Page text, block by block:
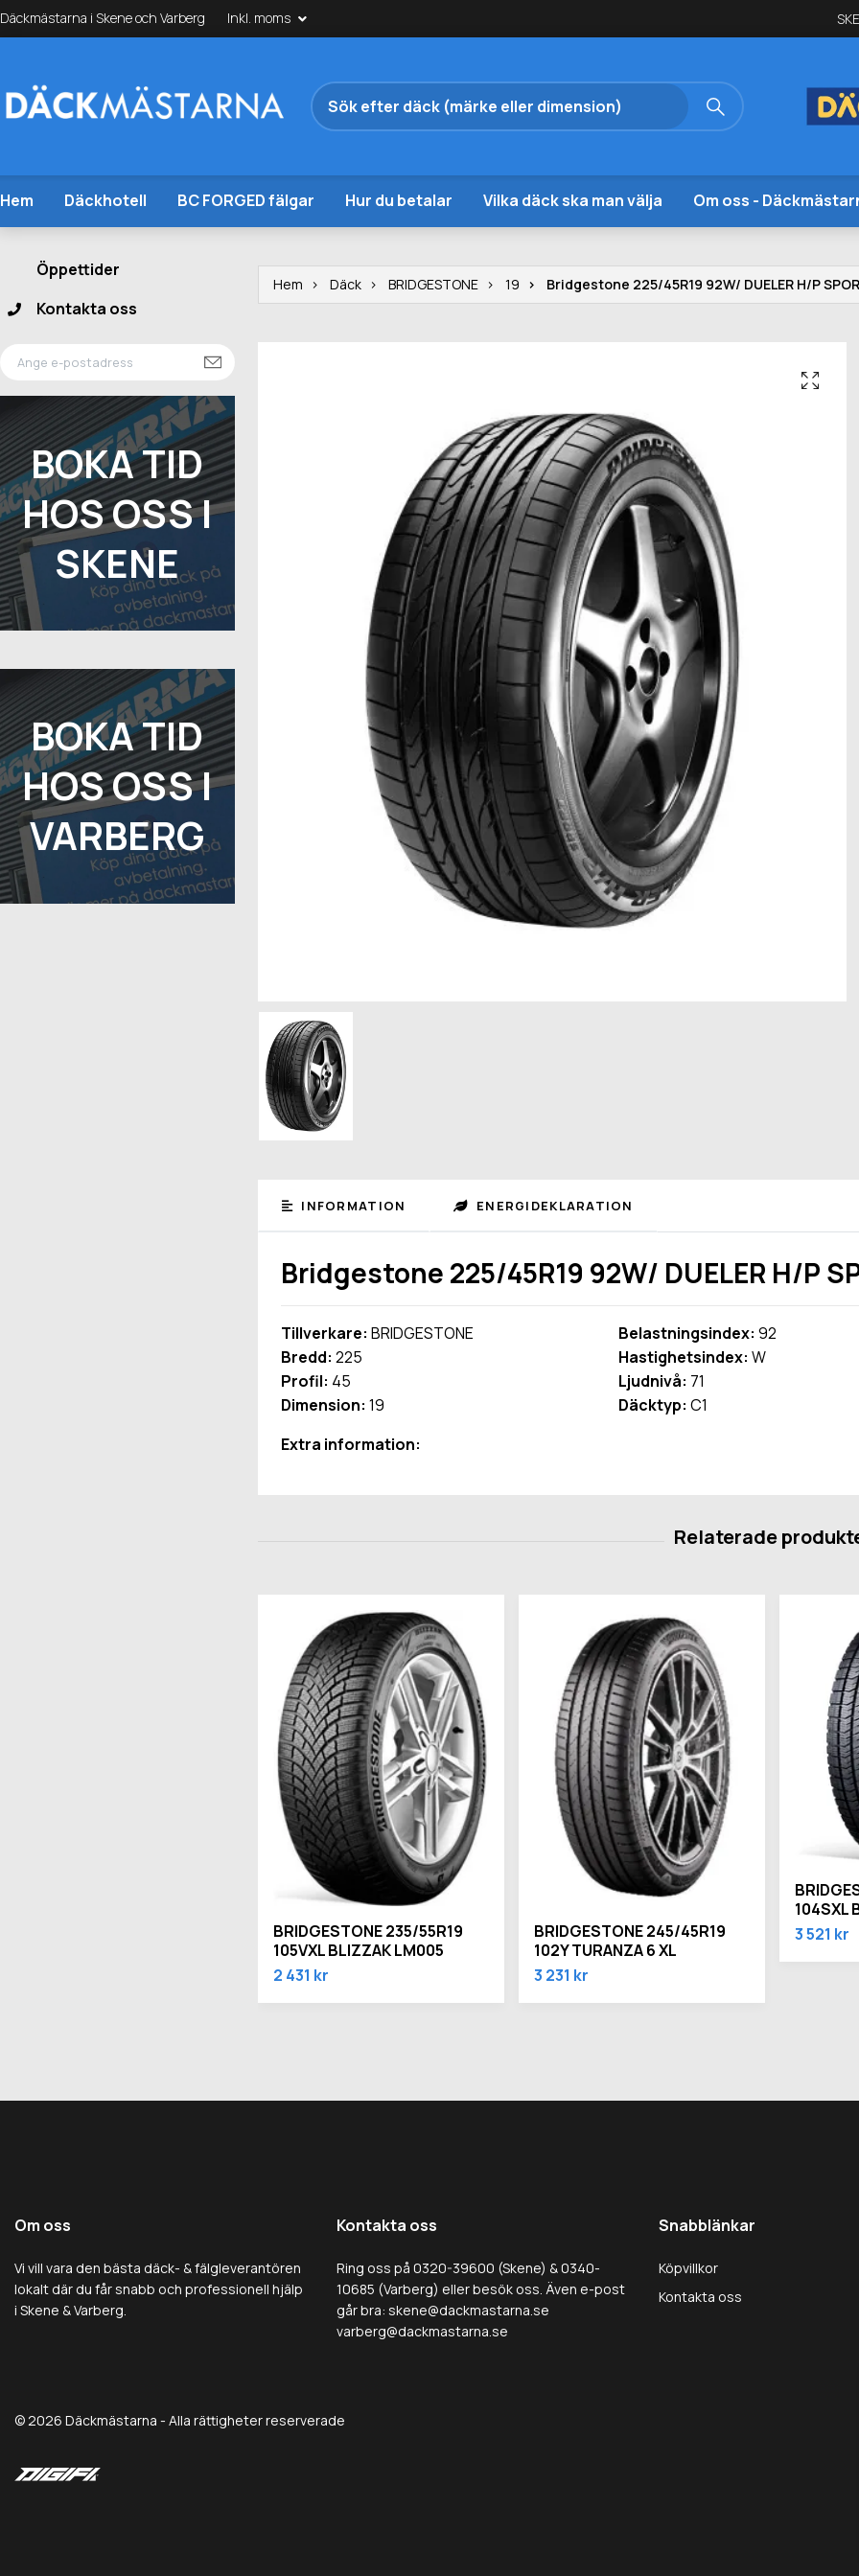
Däckmästarna i Skene och Varberg Inkl. moms
Hem Däckhotell BC FORGED fälgar Hur du betalar Vilka däck ska man välja Om oss -
Öppettider
Kontakta oss
BOKA TID
HOS OSS I
SKENE
BOKA TID
HOS OSS I
VARBERG
Hem Däck BRIDGESTONE 19 Bridgestone 225/45R19 92W/ DUELER H/P
INFORMATION ENERGIDEKLARATION
Bridgestone 225/45R19 92W/ DUELER H/P
Tillverkare: BRIDGESTONE
Bredd: 225
Profil: 45
Dimension: 19
Belastningsindex: 92
Hastighetsindex: W
Ljudnivå: 71
Däcktyp: C1
Extra information:
BRIDGESTONE 235/55R19
105VXL BLIZZAK LM005
2 431 kr
BRIDGESTONE 245/45R19
102Y TURANZA 6 XL
3 231 kr
104SXL
3 521 kr
Om oss
Vi vill vara den bästa däck- & fälgleverantören
lokalt där du får snabb och professionell hjälp
i Skene & Varberg.
Kontakta oss
Ring oss på 0320-39600 (Skene) & 0340-
10685 (Varberg) eller besök oss. Även e-post
går bra: skene@dackmastarna.se
varberg@dackmastarna.se
Snabblänkar
Köpvillkor
Kontakta oss
© 2026 Däckmästarna - Alla rättigheter reserverade